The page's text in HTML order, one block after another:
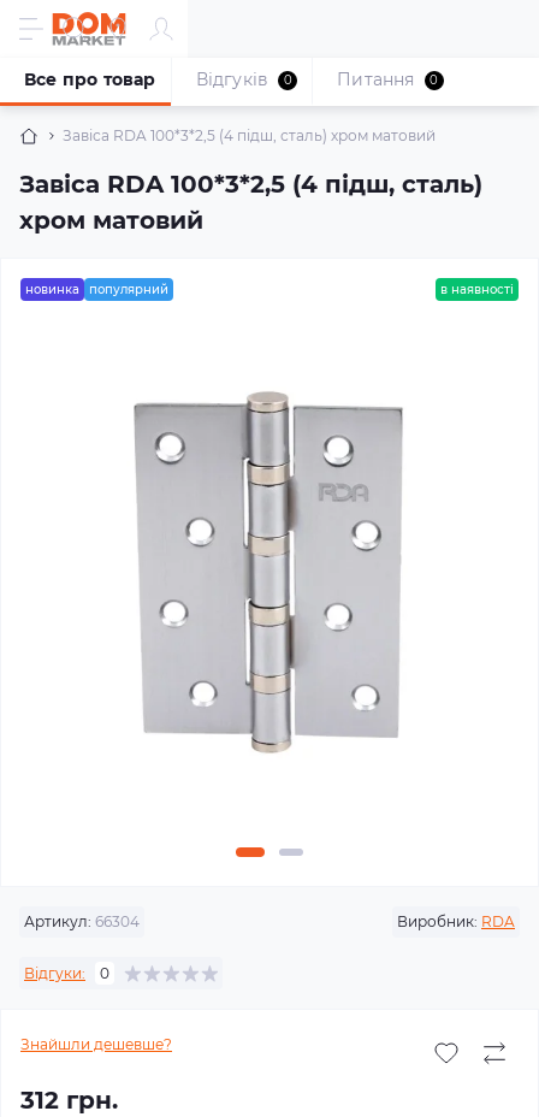
Завіса RDA 100*3*2,5 (4 підш, сталь) хром матовий
Завіса RDA 100*3*2,5 (4 підш, сталь)
хром матовий
Все про товар Відгуків 0 Питання 0
новинка популярний в наявності
Артикул: 66304 Виробник: RDA
Відгуки: 0
Знайшли дешевше?
312 грн.